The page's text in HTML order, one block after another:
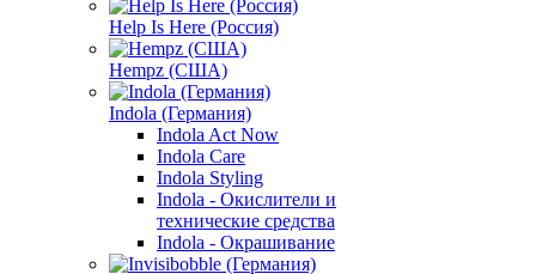
Help Is Here (Россия)
Hempz (США)
Indola (Германия)
Indola Act Now
Indola Care
Indola Styling
Indola - Окислители и
технические средства
Indola - Окрашивание